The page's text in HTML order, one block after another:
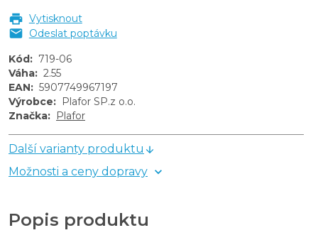
Vytisknout
Odeslat poptávku
Kód : 719-06
Váha: 2.55
EAN: 5907749967197
Výrobce:
Plafor SP.z o.o.
Značka: Plafor
Další varianty produktu
Možnosti a ceny dopravy
Popis produktu